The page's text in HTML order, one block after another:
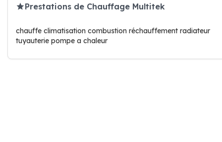
Prestations de Chauffage Multitek
chauffe climatisation combustion réchauffement radiateur
tuyauterie pompe a chaleur